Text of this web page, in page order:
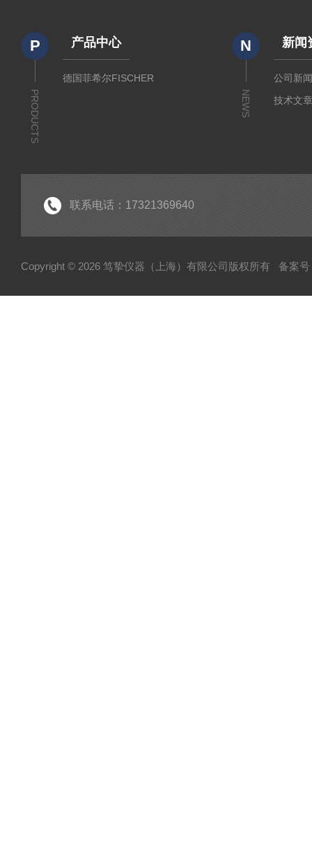
P
PRODUCTS
产品中心
德国菲希尔FISCHER
N
NEWS
新闻
公司新
技术文
联系电话：17321369640
Copyright © 2026 笃挚仪器（上海）有限公司版权所有 备案号